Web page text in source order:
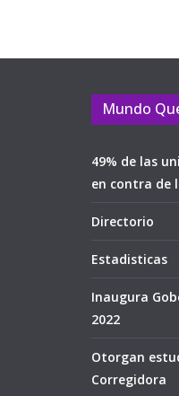
Mundo
49% de las
en contra de
Directorio
Estadisticas
Inaugura
2022
Otorgan
Corregidora